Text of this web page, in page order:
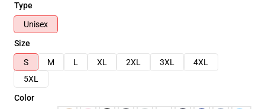
Type
Unisex
Size
S
M L XL 2XL 3XL
4XL
5XL
Color